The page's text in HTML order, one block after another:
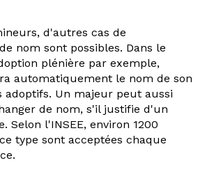
d'autres cas de
nom sont possibles. Dans le
plénière par exemple,
automatiquement le nom de son
adoptifs. Un majeur peut aussi
de nom, s'il justifie d'un
Selon l'INSEE, environ 1200
type sont acceptées chaque